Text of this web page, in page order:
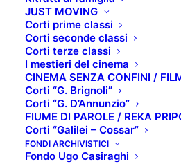
JUST MOVING
Corti prime classi
Corti seconde classi
Corti terze classi
I mestieri del cinema
CINEMA SENZA CONFINI /
Corti “G. Brignoli”
Corti “G. D’Annunzio”
FIUME DI PAROLE / REKA
Corti “Galilei – Cossar”
FONDI ARCHIVISTICI
Fondo Ugo Casiraghi
Titolo del libro: Il cinema
Autore: François Truffaut